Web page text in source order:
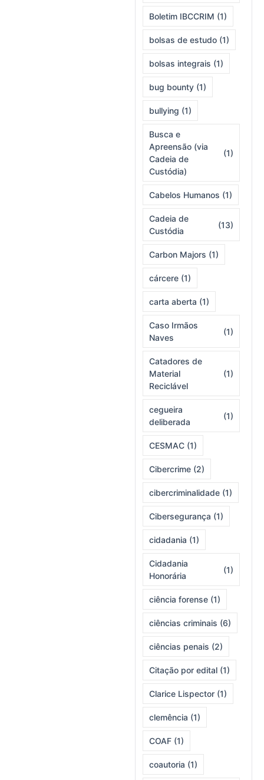
Boletim IBCCRIM (1)
bolsas de estudo (1)
bolsas integrais (1)
bug bounty (1)
bullying (1)
Busca e
Apreensão (via
Cadeia de
Custódia)
(1)
Cabelos Humanos (1)
Cadeia de
Custódia
(13)
Carbon Majors (1)
cárcere (1)
carta aberta (1)
Caso Irmãos
Naves
(1)
Catadores de
Material
Reciclável
(1)
cegueira
deliberada
(1)
CESMAC (1)
Cibercrime (2)
cibercriminalidade (1)
Cibersegurança (1)
cidadania (1)
Cidadania
Honorária
(1)
ciência forense (1)
ciências criminais (6)
ciências penais (2)
Citação por edital (1)
Clarice Lispector (1)
clemência (1)
COAF (1)
coautoria (1)